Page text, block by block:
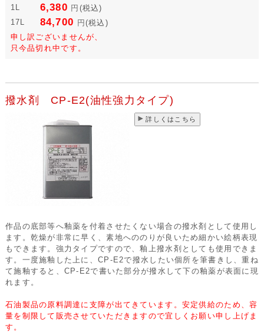
1L
6,380 円 (税込)
17L
84,700 円 (税込)
申し訳ございませんが、
只今品切れ中です。
撥水剤 CP-E2(油性強力タイプ)
詳しくはこちら
作品の底部等へ釉薬を付着させたくない場合の撥水剤として使用し
ます。乾燥が非常に早く、素地へののりが良いため細かい絵柄表現
もできます。強力タイプですので、釉上撥水剤としても使用できま
す。一度施釉した上に、CP-E2で撥水したい個所を筆書きし、重ね
て施釉すると、CP-E2で書いた部分が撥水して下の釉薬が表面に現
れます。
石油製品の原料調達に支障が出てきています。安定供給のため、容
量を制限して販売させていただきますので宜しくお願い申し上げま
す。